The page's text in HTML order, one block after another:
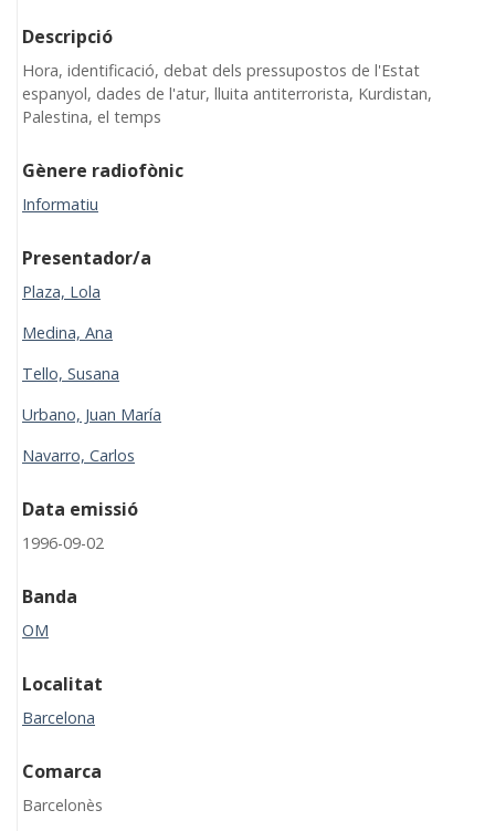
Descripció
Hora, identificació, debat dels pressupostos de l'Estat
espanyol, dades de l'atur, lluita antiterrorista, Kurdistan,
Palestina, el temps
Gènere radiofònic
Informatiu
Presentador/a
Plaza, Lola
Medina, Ana
Tello, Susana
Urbano, Juan María
Navarro, Carlos
Data emissió
1996-09-02
Banda
OM
Localitat
Barcelona
Comarca
Barcelonès